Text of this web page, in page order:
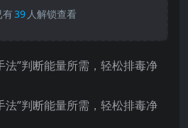
有39 人解锁查看
法”判断能量所需，轻松排毒净
法”判断能量所需，轻松排毒净